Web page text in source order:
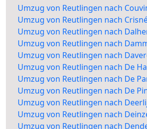
Umzug von Reutlingen nach
Umzug von Reutlingen nach
Umzug von Reutlingen nach
Umzug von Reutlingen nach
Umzug von Reutlingen nach
Umzug von Reutlingen nach De
Umzug von Reutlingen nach De
Umzug von Reutlingen nach De
Umzug von Reutlingen nach
Umzug von Reutlingen nach
Umzug von Reutlingen nach